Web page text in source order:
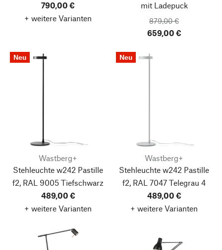
790,00 €
+ weitere Varianten
mit Ladepuck
879,00 €
659,00 €
Neu
Wastberg+
Stehleuchte w242 Pastille
f2, RAL 9005 Tiefschwarz
489,00 €
+ weitere Varianten
Neu
Wastberg+
Stehleuchte w242 Pastille
f2, RAL 7047 Telegrau 4
489,00 €
+ weitere Varianten